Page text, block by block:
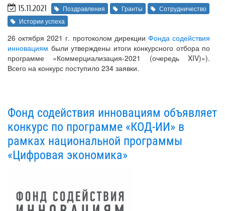
15.11.2021 Поздравления Гранты
Сотрудничество
Истории успеха
26 октября 2021 г. протоколом дирекции Фонда содействия
инновациям были утверждены итоги конкурсного отбора по
программе «Коммерциализация-2021 (очередь XIV)»).
Всего на конкурс поступило 234 заявки.
Фонд содействия инновациям объявляет
конкурс по программе «КОД-ИИ» в
рамках национальной программы
«Цифровая экономика»